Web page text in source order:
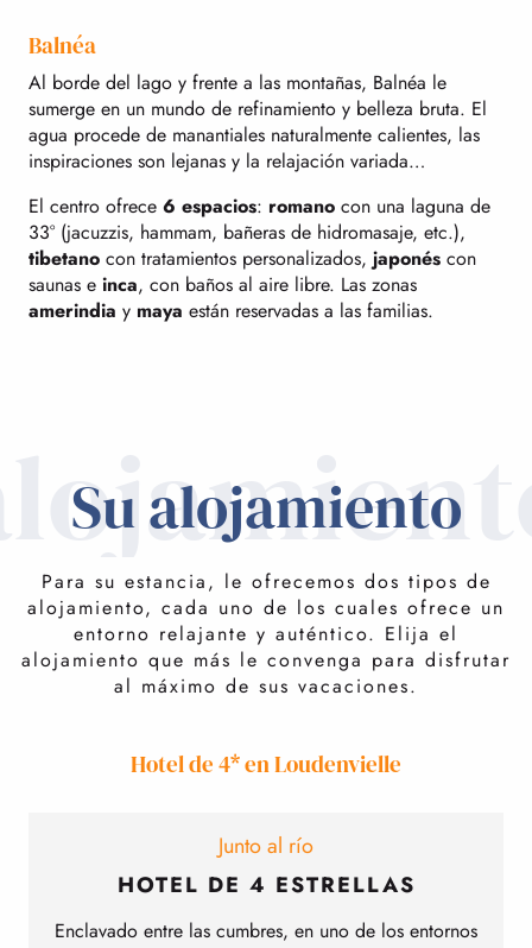
Balnéa
Al borde del lago y frente a las montañas, Balnéa le
sumerge en un mundo de refinamiento y belleza bruta. El
agua procede de manantiales naturalmente calientes, las
inspiraciones son lejanas y la relajación variada…
El centro ofrece 6 espacios: romano con una laguna de
33° (jacuzzis, hammam, bañeras de hidromasaje, etc.),
tibetano con tratamientos personalizados, japonés con
saunas e inca, con baños al aire libre. Las zonas
amerindia y maya están reservadas a las familias.
Su alojamiento
Para su estancia, le ofrecemos dos tipos de
alojamiento, cada uno de los cuales ofrece un
entorno relajante y auténtico. Elija el
alojamiento que más le convenga para disfrutar
al máximo de sus vacaciones.
Hotel de 4* en Loudenvielle
Junto al río
HOTEL DE 4 ESTRELLAS
Enclavado entre las cumbres, en uno de los entornos